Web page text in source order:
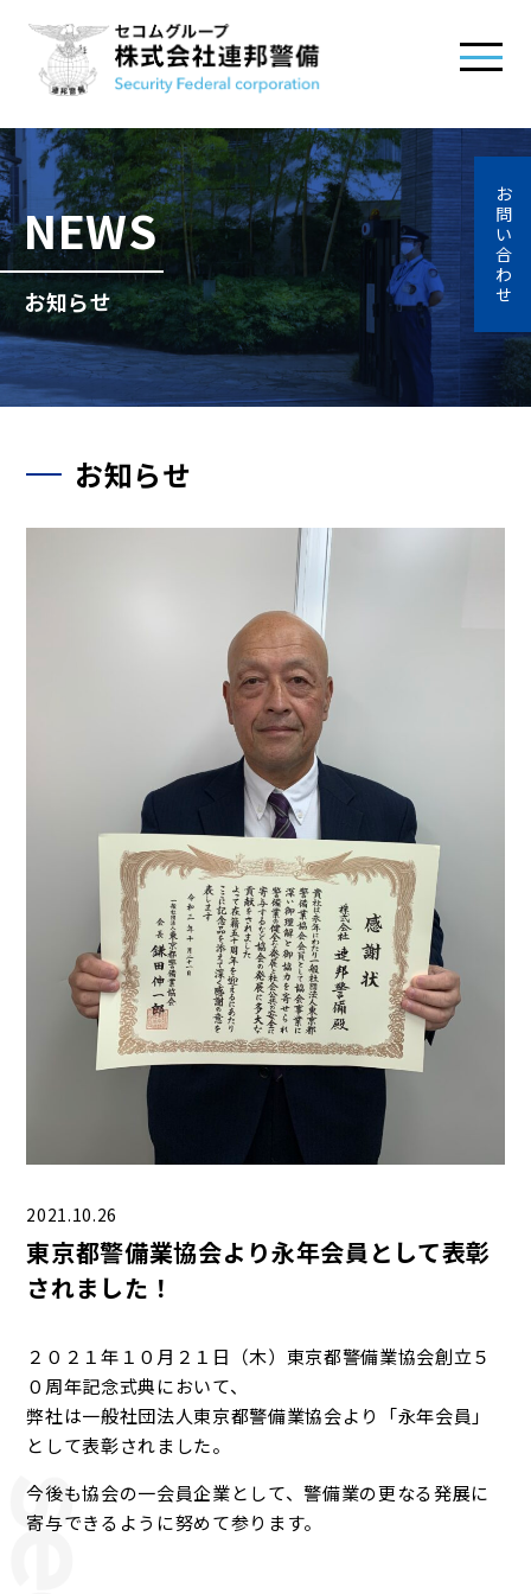
お
問
い
合
わ
せ
NEWS
お知らせ
お知らせ
2021.10.26
東京都警備業協会より永年会員として表彰
されました！
２０２１年１０月２１日（木）東京都警備業協会創立５
０周年記念式典において、
弊社は一般社団法人東京都警備業協会より「永年会員」
として表彰されました。
今後も協会の一会員企業として、警備業の更なる発展に
寄与できるように努めて参ります。